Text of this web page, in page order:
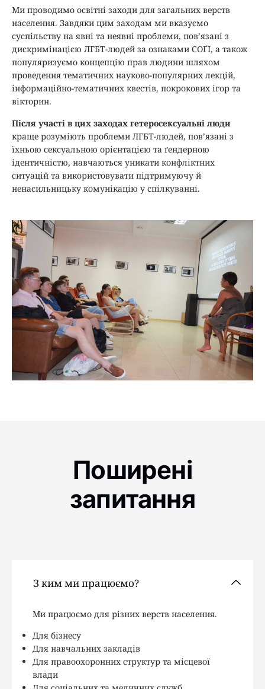
Ми проводимо освітні заходи для загальних верств
населення. Завдяки цим заходам ми вказуємо
суспільству на явні та неявні проблеми, пов’язані з
дискримінацією ЛГБТ-людей за ознаками СОҐІ, а також
популяризуємо концепцію прав людини шляхом
проведення тематичних науково-популярних лекцій,
інформаційно-тематичних квестів, покрокових ігор та
вікторин.
Після участі в цих заходах гетеросексуальні люди
краще розуміють проблеми ЛГБТ-людей, пов’язані з
їхньою сексуальною орієнтацією та ґендерною
ідентичністю, навчаються уникати конфліктних
ситуацій та використовувати підтримуючу й
ненасильницьку комунікацію у спілкуванні.
Поширені
запитання
З ким ми працюємо?
Ми працюємо для різних верств населення.
Для бізнесу
Для навчальних закладів
Для правоохоронних структур та місцевої
влади